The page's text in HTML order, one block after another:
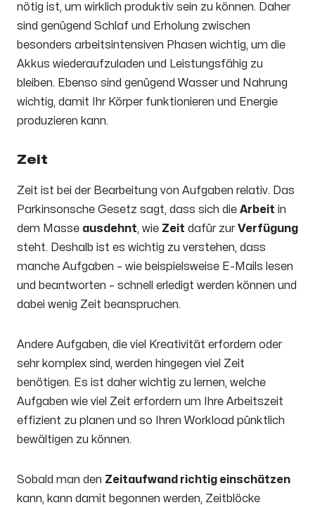
nötig ist, um wirklich produktiv sein zu können. Daher
sind genügend Schlaf und Erholung zwischen
besonders arbeitsintensiven Phasen wichtig, um die
Akkus wiederaufzuladen und Leistungsfähig zu
bleiben. Ebenso sind genügend Wasser und Nahrung
wichtig, damit Ihr Körper funktionieren und Energie
produzieren kann.
Zeit
Zeit ist bei der Bearbeitung von Aufgaben relativ. Das
Parkinsonsche Gesetz sagt, dass sich die Arbeit in
dem Masse ausdehnt, wie Zeit dafür zurVerfügung
steht. Deshalb ist es wichtig zu verstehen, dass
manche Aufgaben – wie beispielsweise E-Mails lesen
und beantworten – schnell erledigt werden können und
dabei wenig Zeit beanspruchen.
Andere Aufgaben, die viel Kreativität erfordern oder
sehr komplex sind, werden hingegen viel Zeit
benötigen. Es ist daher wichtig zu lernen, welche
Aufgaben wie viel Zeit erfordern um Ihre Arbeitszeit
effizient zu planen und so Ihren Workload pünktlich
bewältigen zu können.
Sobald man den Zeitaufwand richtig einschätzen
kann, kann damit begonnen werden, Zeitblöcke